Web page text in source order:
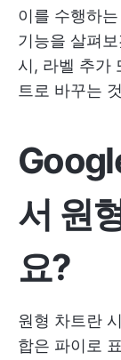
이를 수행하
기능을 살펴
시, 라벨 추가
트로 바꾸는
서 원
요?
원형 차트란
합은 파이로